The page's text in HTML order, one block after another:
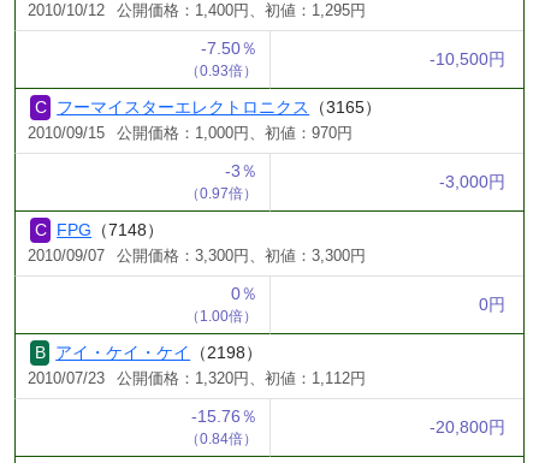
2010/10/12 公開価格：1,400円、初値：1,295円
-7.50％
（0.93倍）
-10,500円
フーマイスターエレクトロニクス （3165）
2010/09/15 公開価格：1,000円、初値：970円
-3％
（0.97倍）
-3,000円
FPG （7148）
2010/09/07 公開価格：3,300円、初値：3,300円
0％
（1.00倍）
0円
アイ・ケイ・ケイ （2198）
2010/07/23 公開価格：1,320円、初値：1,112円
-15.76％
（0.84倍）
-20,800円